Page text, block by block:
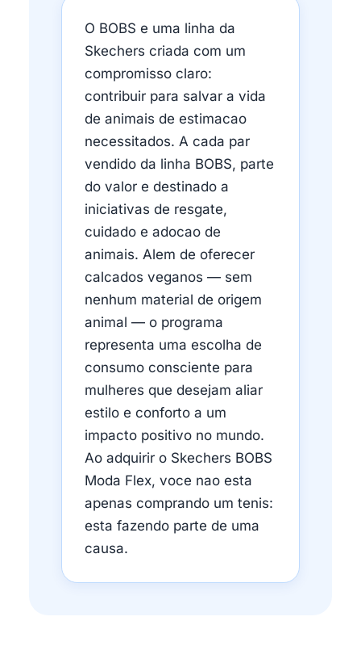
O BOBS e uma linha da
Skechers criada com um
compromisso claro:
contribuir para salvar a vida
de animais de estimacao
necessitados. A cada par
vendido da linha BOBS, parte
do valor e destinado a
iniciativas de resgate,
cuidado e adocao de
animais. Alem de oferecer
calcados veganos — sem
nenhum material de origem
animal — o programa
representa uma escolha de
consumo consciente para
mulheres que desejam aliar
estilo e conforto a um
impacto positivo no mundo.
Ao adquirir o Skechers BOBS
Moda Flex, voce nao esta
apenas comprando um tenis:
esta fazendo parte de uma
causa.